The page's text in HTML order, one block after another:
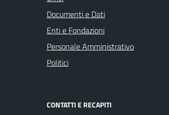
Documenti e Dati
Enti e Fondazioni
Personale Amministrativo
Politici
CONTATTI E RECAPITI